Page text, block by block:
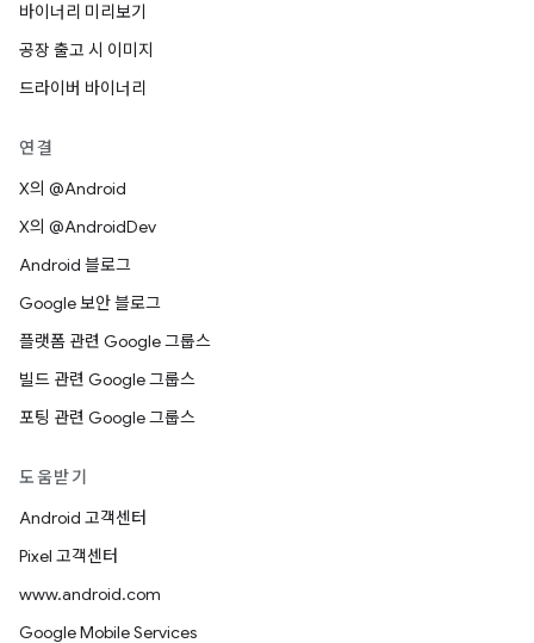
바이너리 미리보기
공장 출고 시 이미지
드라이버 바이너리
연결
X의 @Android
X의 @AndroidDev
Android 블로그
Google 보안 블로그
플랫폼 관련 Google 그룹스
빌드 관련 Google 그룹스
포팅 관련 Google 그룹스
도움받기
Android 고객센터
Pixel 고객센터
www.android.com
Google Mobile Services